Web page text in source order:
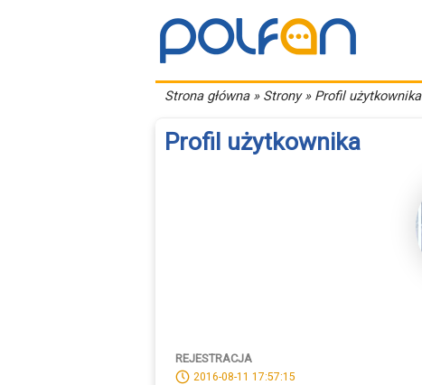
Strona główna» Strony » Profil użytkownika
Profil użytkownika
REJESTRACJA
2016-08-11 17:57:15